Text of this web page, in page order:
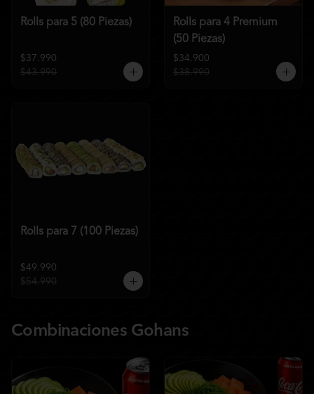
Rolls para 5 (80 Piezas)
$37.990
$43.990
Rolls para 4 Premium
(50 Piezas)
$34.900
$38.990
Rolls para 7 (100 Piezas)
$49.990
$54.990
Combinaciones Gohans